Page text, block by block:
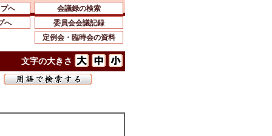
へ
へ
会議録の検索
委員会会議記録
定例会・臨時会の資料
文字の大きさ